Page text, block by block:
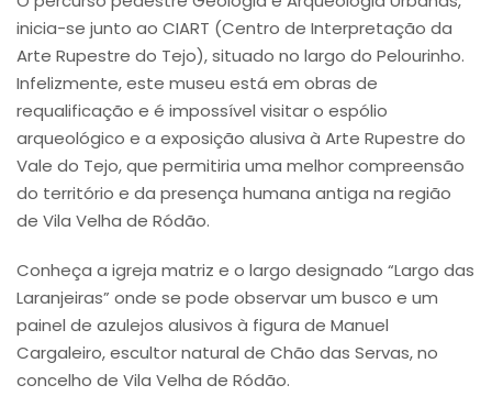
inicia-se junto ao CIART (Centro de Interpretação da
Arte Rupestre do Tejo), situado no largo do Pelourinho.
Infelizmente, este museu está em obras de
requalificação e é impossível visitar o espólio
arqueológico e a exposição alusiva à Arte Rupestre do
Vale do Tejo, que permitiria uma melhor compreensão
do território e da presença humana antiga na região
de Vila Velha de Ródão.
Conheça a igreja matriz e o largo designado “Largo das
Laranjeiras” onde se pode observar um busco e um
painel de azulejos alusivos à figura de Manuel
Cargaleiro, escultor natural de Chão das Servas, no
concelho de Vila Velha de Ródão.